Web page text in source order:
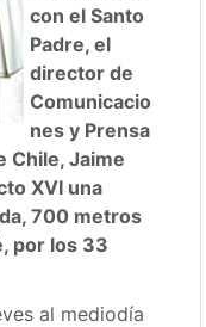
con el Santo
Padre, el
director de
Comunicacio
nes y Prensa
Chile, Jaime
XVI una
700 metros
por los 33
al mediodía